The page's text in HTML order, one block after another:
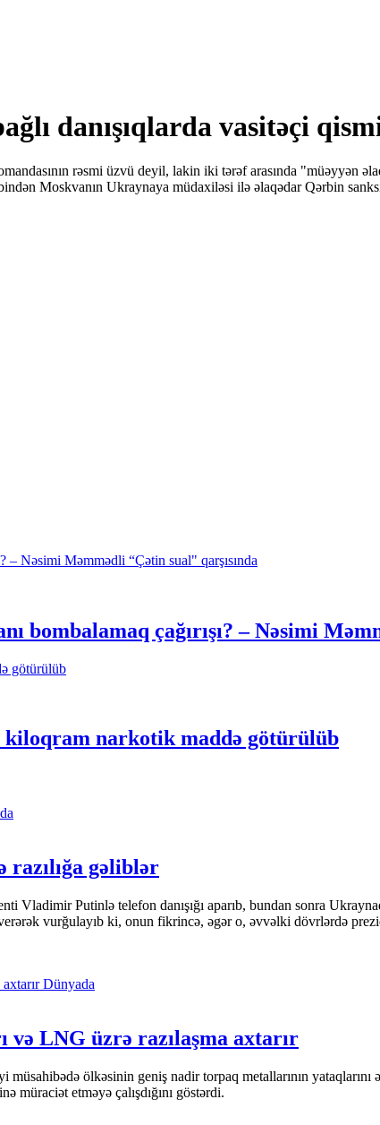
danışıqlarda vasitəçi
rəsmi üzvü deyil, lakin iki tərəf arasında "müəyyən
Moskvanın Ukraynaya müdaxiləsi ilə əlaqədar Qərbin
bombalamaq çağırışı? – Nəsimi
kiloqram narkotik maddə götürülüb
razılığa gəliblər
Putinlə telefon danışığı aparıb, bundan sonra
vurğulayıb ki, onun fikrincə, əgər o, əvvəlki dövrlərdə
Dünyada
LNG üzrə razılaşma axtarır
ölkəsinin geniş nadir torpaq metallarının yataqlarını
müraciət etməyə çalışdığını göstərdi.